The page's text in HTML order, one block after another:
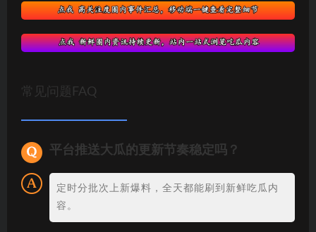
常见问题FAQ
平台推送大瓜的更新节奏稳定吗？
定时分批次上新爆料，全天都能刷到新鲜吃瓜内
容。